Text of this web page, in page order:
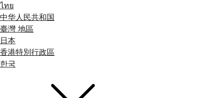
ไทย
中华人民共和国
臺灣 地區
日本
香港特別行政區
한국